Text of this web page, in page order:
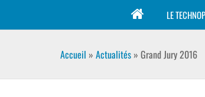
LE
Accueil » Actualités » Grand Jury 2016